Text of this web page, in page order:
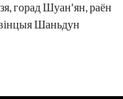
горад Шуан'ян, раён
Шаньдун